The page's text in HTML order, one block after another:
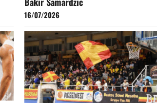
16/07/2026